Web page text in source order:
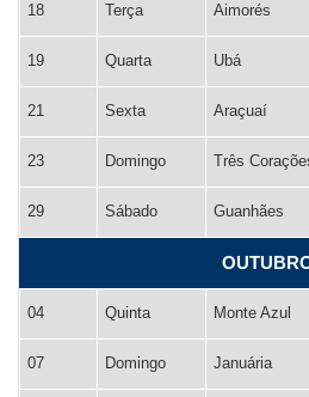
18 Terça Aimorés
19 Quarta Ubá
21 Sexta Araçuaí
23 Domingo Três
29 Sábado Guanhães
04 Quinta Monte Azul
07 Domingo Januária